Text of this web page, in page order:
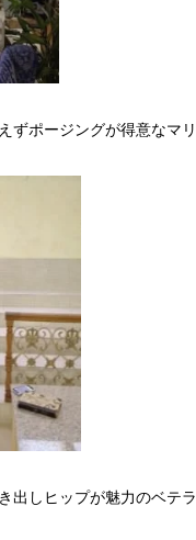
ずポージングが得意なマ
しヒップが魅力のベテラ